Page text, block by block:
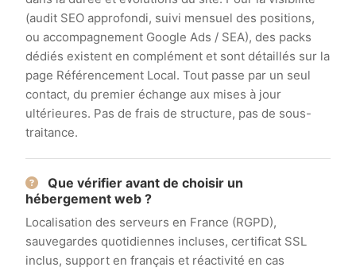
(audit SEO approfondi, suivi mensuel des positions,
ou accompagnement Google Ads / SEA), des packs
dédiés existent en complément et sont détaillés sur la
page Référencement Local. Tout passe par un seul
contact, du premier échange aux mises à jour
ultérieures. Pas de frais de structure, pas de sous-
traitance.
Que vérifier avant de choisir un
hébergement web ?
Localisation des serveurs en France (RGPD),
sauvegardes quotidiennes incluses, certificat SSL
inclus, support en français et réactivité en cas